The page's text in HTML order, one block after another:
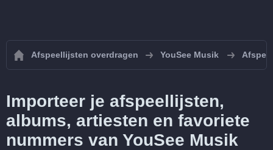
Afspeellijsten overdragen YouSee Musik
Importeer je afspeellijsten,
albums, artiesten en favoriete
nummers van YouSee Musik